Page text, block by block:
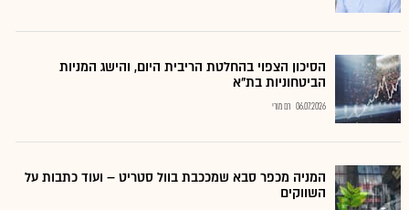
הסיכון הצפוי בהחלטת הריבית היום, והישג המניות
הביטחוניות בת"א
06.07.2026 רם מורי
המניה מכפר סבא שמככבת בוול סטריט – ועוד כתבות על
השווקים